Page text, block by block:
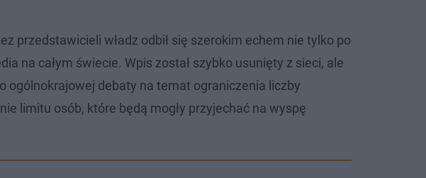
przedstawicieli władz odbił się szerokim echem nie tylko po
na całym świecie. Wpis został szybko usunięty z sieci, ale
ogólnokrajowej debaty na temat ograniczenia liczby
limitu osób, które będą mogły przyjechać na wyspę